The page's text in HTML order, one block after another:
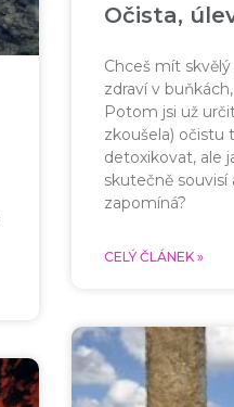
Očista,
Chceš mít
zdraví v
Potom jsi už
zkoušela) očistu
detoxikovat, ale
skutečně souvisí
zapomíná?
CELÝ ČLÁNEK »